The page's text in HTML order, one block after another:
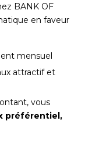
BANK OF
en faveur
mensuel
attractif et
vous
préférentiel,